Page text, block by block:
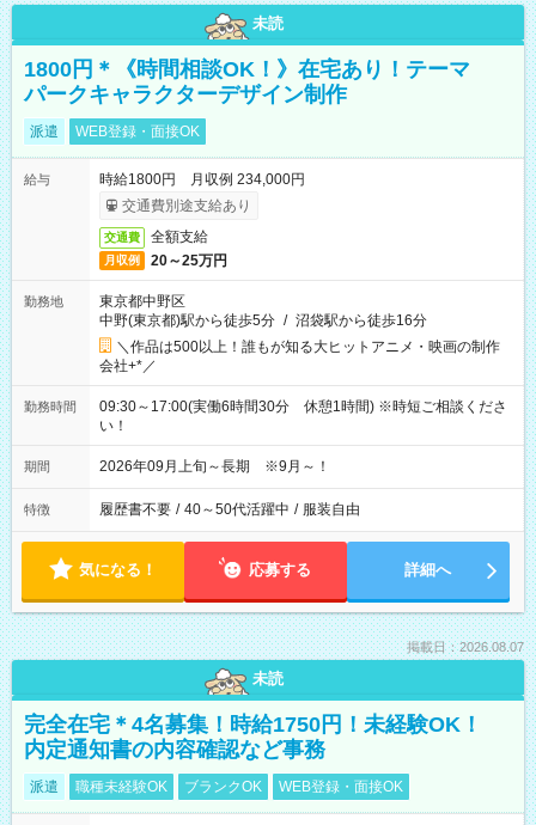
未読
1800円＊《時間相談OK！》在宅あり！テーマ
パークキャラクターデザイン制作
派遣 WEB登録・面接OK
給与
時給1800円 月収例 234,000円
交通費別途支給あり
交通費 全額支給
月収例 20～25万円
勤務地
東京都中野区
中野(東京都)駅から徒歩5分 / 沼袋駅から徒歩16分
＼作品は500以上！誰もが知る大ヒットアニメ・映画の制作
会社+*／
勤務時間
09:30～17:00(実働6時間30分 休憩1時間) ※時短ご相談くださ
い！
期間 2026年09月上旬～長期 ※9月～！
特徴 履歴書不要 / 40～50代活躍中 / 服装自由
気になる！ 応募する 詳細へ
掲載日：2026.08.07
未読
完全在宅＊4名募集！時給1750円！未経験OK！
内定通知書の内容確認など事務
派遣 職種未経験OK ブランクOK WEB登録・面接OK